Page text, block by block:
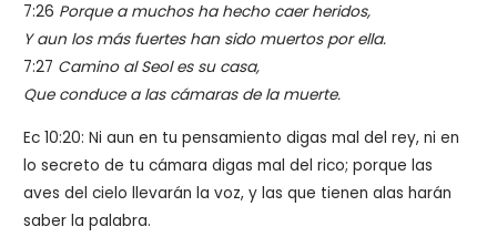
7:26 Porque a muchos ha hecho caer heridos,
Y aun los más fuertes han sido muertos por ella.
7:27 Camino al Seol es su casa,
Que conduce a las cámaras de la muerte.
Ec 10:20: Ni aun en tu pensamiento digas mal del rey, ni en
lo secreto de tu cámara digas mal del rico; porque las
aves del cielo llevarán la voz, y las que tienen alas harán
saber la palabra.